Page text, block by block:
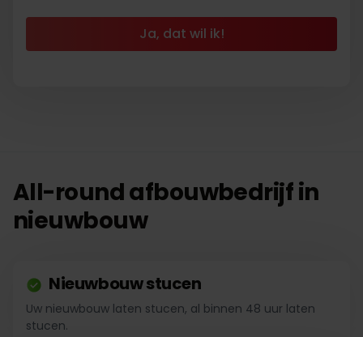
Ja, dat wil ik!
All-round afbouwbedrijf in
nieuwbouw
Nieuwbouw stucen
Uw nieuwbouw laten stucen, al binnen 48 uur laten
stucen.